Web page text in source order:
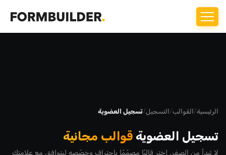
الرئيسية/القوالب/التسجيل/تسجيل العضوية
تسجيل العضويةقوالب مجانية
لا تبدأ من الصفر. اختر قالبًا مصمّمًا باحتراف وخصّصه ليتوافق مع علامتك